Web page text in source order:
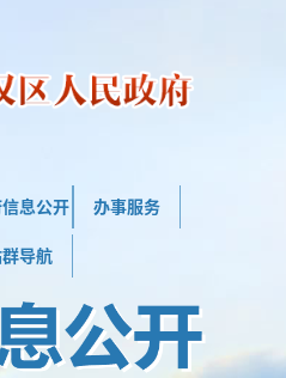
息公开 办事服务
导航